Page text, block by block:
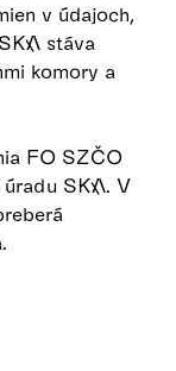
v údajoch,
stáva
komory a
FO SZČO
úradu SKA. V